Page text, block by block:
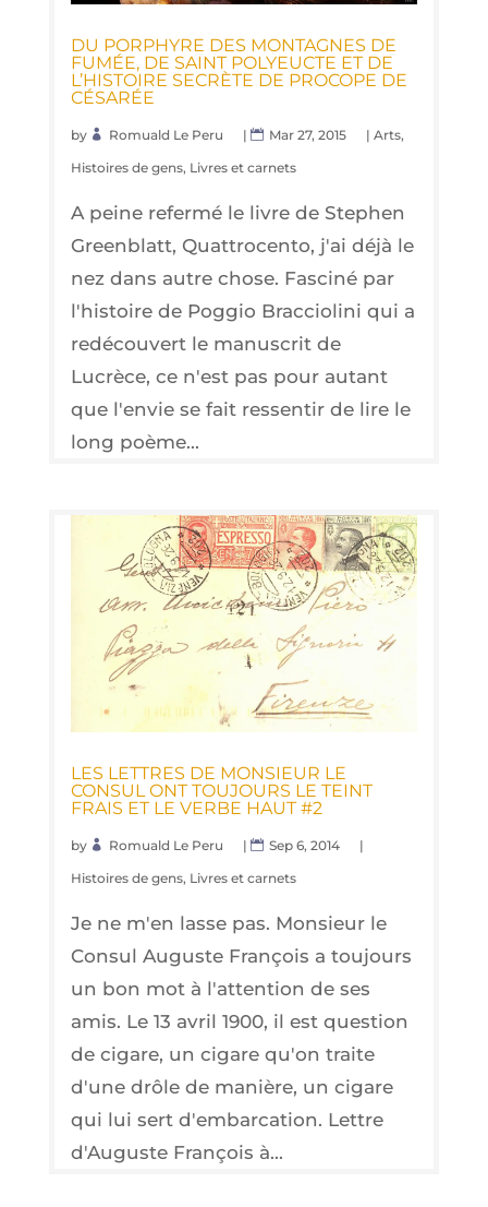
DU POR­PHYRE DES MON­TAGNES DE
FUMÉE, DE SAINT POLY­EUCTE ET DE
L’HIS­TOIRE SECRÈTE DE PRO­COPE DE
CÉSARÉE
by Romuald Le Peru | Mar 27, 2015 | Arts,
Histoires de gens, Livres et carnets
A peine refermé le livre de Stephen
Greenblatt, Quattrocento, j'ai déjà le
nez dans autre chose. Fasciné par
l'histoire de Poggio Bracciolini qui a
redécouvert le manuscrit de
Lucrèce, ce n'est pas pour autant
que l'envie se fait ressentir de lire le
long poème...
LES LETTRES DE MON­SIEUR LE
CONSUL ONT TOU­JOURS LE TEINT
FRAIS ET LE VERBE HAUT #2
by Romuald Le Peru | Sep 6, 2014
|
Histoires de gens, Livres et carnets
Je ne m'en lasse pas. Monsieur le
Consul Auguste François a toujours
un bon mot à l'attention de ses
amis. Le 13 avril 1900, il est question
de cigare, un cigare qu'on traite
d'une drôle de manière, un cigare
qui lui sert d'embarcation. Lettre
d'Auguste François à...